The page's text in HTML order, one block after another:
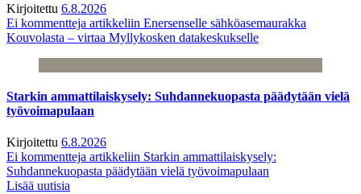
Kirjoitettu 6.8.2026
Ei kommentteja artikkeliin Enersenselle sähköasemaurakka
Kouvolasta – virtaa Myllykosken datakeskukselle
Starkin ammattilaiskysely: Suhdannekuopasta päädytään vielä
työvoimapulaan
Kirjoitettu 6.8.2026
Ei kommentteja artikkeliin Starkin ammattilaiskysely:
Suhdannekuopasta päädytään vielä työvoimapulaan
Lisää uutisia